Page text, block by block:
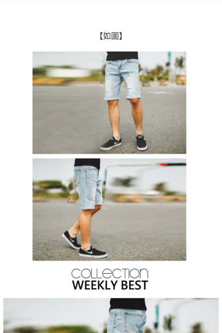
１．於結帳方式選擇「AFTEE先享後付」後，將跳轉至「AFTEE先享後付」
結帳頁面，進行簡訊認證並確認金額後，即可完成結帳。
２．訂單成立數日內，您將收到繳費通知簡訊。
３．收到繳費通知簡訊後14天內，點擊此簡訊中的連結，可透過四大超商／
ATM／網路銀行／等多元方式進行付款，方視為交易完成。
※ 請注意：結帳手續完成當下不需立刻繳費，但若您需要取消訂單，請聯絡
購買商品的店家。未經商家同意取消之訂單仍視為有效，需透過AFTEE先享
※ 交易是否成功請以「AFTEE先享後付 」之結帳頁面顯示為準，若有關於
是否繳費成功／繳費後需取消欲退款等相關疑問，請聯繫「AFTEE先享後付
https://netprotections.freshdesk.com/support/home
１．透過由恩沛科技股份有限公司提供之「AFTEE先享後付」服務完成之交
易，需依本服務之必要範圍內提供個人資料，並將交易相關給付款項請求債
權轉讓予恩沛科技股份有限公司。
２．關於個人資料處理事宜，請瀏覽以下網址：
https://aftee.tw/terms/#terms3
３．未成年的使用者請事先徵得法定代理人或監護人之同意方可使用
「AFTEE先享後付」，若未經同意申辦者引起之損失，本公司不負相關責
４．使用「AFTEE先享後付」時，將依據個別帳號之用戶狀況，依本公司即
時審查核予不同之上限額度；若仍有額度不足之情形，本公司將視審查結果
請求用戶進行身份認證。
５．嚴禁一人註冊多個帳號或使用他人資訊註冊。若發現惡意使用之情形，
恩沛科技股份有限公司將有權停止該用戶之使用額度並採取法律行動。
先付款後全家取貨
每筆NT$80，滿NT$1,800(含以上)免運費
每筆NT$80，滿NT$1,800(含以上)免運費
每筆NT$80，滿NT$1,800(含以上)免運費
每筆NT$120，滿NT$3,000(含以上)免運費
海外宅配 (TWD)
【如圖】